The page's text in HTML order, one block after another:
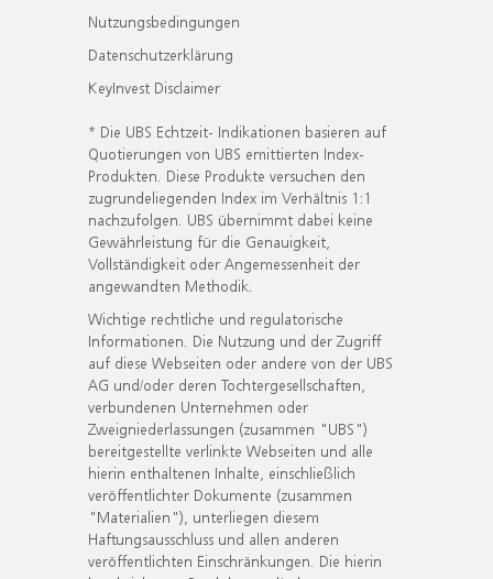
Nutzungsbedingungen
Datenschutzerklärung
KeyInvest Disclaimer
* Die UBS Echtzeit- Indikationen basieren auf
Quotierungen von UBS emittierten Index-
Produkten. Diese Produkte versuchen den
zugrundeliegenden Index im Verhältnis 1:1
nachzufolgen. UBS übernimmt dabei keine
Gewährleistung für die Genauigkeit,
Vollständigkeit oder Angemessenheit der
angewandten Methodik.
Wichtige rechtliche und regulatorische
Informationen. Die Nutzung und der Zugriff
auf diese Webseiten oder andere von der UBS
AG und/oder deren Tochtergesellschaften,
verbundenen Unternehmen oder
Zweigniederlassungen (zusammen "UBS")
bereitgestellte verlinkte Webseiten und alle
hierin enthaltenen Inhalte, einschließlich
veröffentlichter Dokumente (zusammen
"Materialien"), unterliegen diesem
Haftungsausschluss und allen anderen
veröffentlichten Einschränkungen. Die hierin